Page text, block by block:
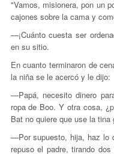
"Vamos, misionera, pon un
cajones sobre la cama y
—¡Cuánto cuesta ser
en su sitio.
En cuanto terminaron de
la niña se le acercó y le dijo:
—Papá, necesito dinero
ropa de Boo. Y otra cosa,
Bat no quiere que use la tina
—Por supuesto, hija, haz lo
repuso el padre, tirando